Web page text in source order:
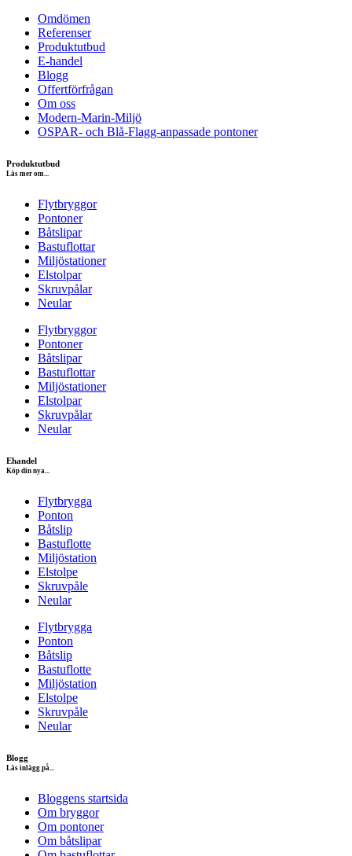
Omdömen
Referenser
Produktutbud
E-handel
Blogg
Offertförfrågan
Om oss
Modern-Marin-Miljö
OSPAR- och Blå-Flagg-anpassade pontoner
Produktutbud
Läs mer om...
Flytbryggor
Pontoner
Båtslipar
Bastuflottar
Miljöstationer
Elstolpar
Skruvpålar
Neular
Flytbryggor
Pontoner
Båtslipar
Bastuflottar
Miljöstationer
Elstolpar
Skruvpålar
Neular
Ehandel
Köp din nya...
Flytbrygga
Ponton
Båtslip
Bastuflotte
Miljöstation
Elstolpe
Skruvpåle
Neular
Flytbrygga
Ponton
Båtslip
Bastuflotte
Miljöstation
Elstolpe
Skruvpåle
Neular
Blogg
Läs inlägg på...
Bloggens startsida
Om bryggor
Om pontoner
Om båtslipar